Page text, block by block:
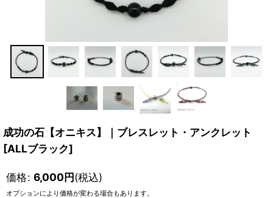
成功の石【オニキス】｜ブレスレット・アンクレット
[ALLブラック]
価格: 6,000円(税込)
オプションにより価格が変わる場合もあります。